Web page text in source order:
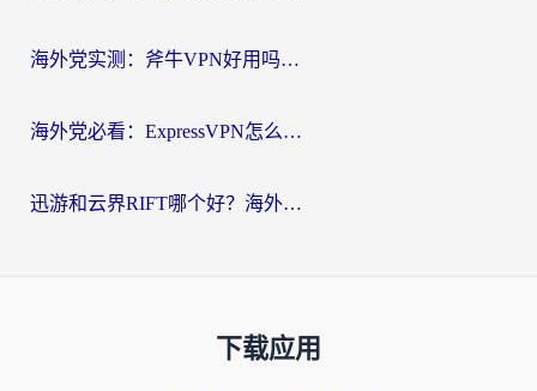
海外党实测：斧牛VPN好用吗？和快喵VPN对比哪个回国效果更好？附3款热门加速器深度分析
海外党必看：ExpressVPN怎么样？3步选对回国加速器，无缝刷国内剧玩手游
迅游和云界RIFT哪个好？海外党亲测3款回国加速器，教你无缝刷国内剧玩游戏
下载应用